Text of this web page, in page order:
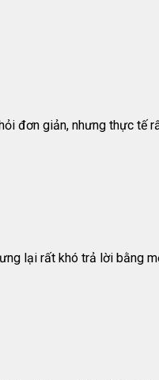
đơn giản, nhưng thực tế
lại rất khó trả lời bằng